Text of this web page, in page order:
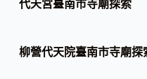
代天宮臺南市寺廟探索
柳營代天院臺南市寺廟探